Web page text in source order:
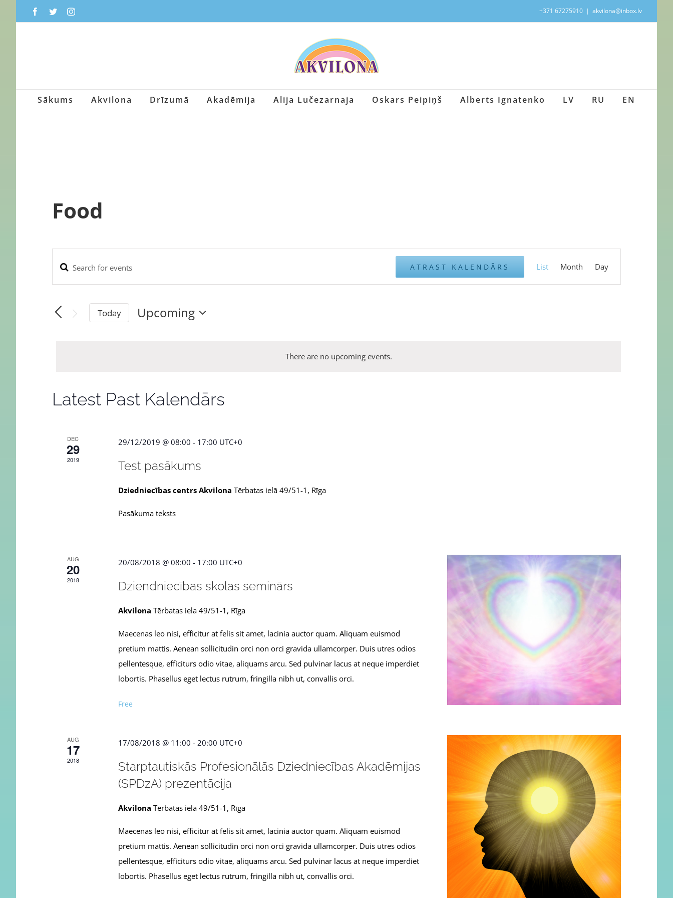
Facebook
TwitterInstagram +371 67275910 | akvilona@inbox.lv
Sākums Akvilona Drīzumā Akadēmija Alija Lučezarnaja Oskars Peipiņš Alberts Ignatenko LV RU EN
Food
There are no upcoming events.
Kalendārs
Search
and
Enter
for
ATRAST KALENDĀRS
Views
List Month Day
Today
Upcoming
Latest Past Kalendārs
DEC
29
2019
29/12/2019 @ 08:00 - 17:00 UTC+0
Test pasākums
Dziedniecības centrs Akvilona Tērbatas ielā 49/51-1, Rīga
Pasākuma teksts
AUG
20
2018
20/08/2018 @ 08:00 - 17:00 UTC+0
Dziendniecības skolas seminārs
Akvilona Tērbatas iela 49/51-1, Rīga
Maecenas leo nisi, efficitur at felis sit amet, lacinia auctor quam. Aliquam euismod
pretium mattis. Aenean sollicitudin orci non orci gravida ullamcorper. Duis utres odios
pellentesque, efficiturs odio vitae, aliquams arcu. Sed pulvinar lacus at neque imperdiet
lobortis. Phasellus eget lectus rutrum, fringilla nibh ut, convallis orci.
Free
AUG
17
2018
17/08/2018 @ 11:00 - 20:00 UTC+0
Starptautiskās Profesionālās Dziedniecības Akadēmijas
(SPDzA) prezentācija
Akvilona Tērbatas iela 49/51-1, Rīga
Maecenas leo nisi, efficitur at felis sit amet, lacinia auctor quam. Aliquam euismod
pretium mattis. Aenean sollicitudin orci non orci gravida ullamcorper. Duis utres odios
pellentesque, efficiturs odio vitae, aliquams arcu. Sed pulvinar lacus at neque imperdiet
lobortis. Phasellus eget lectus rutrum, fringilla nibh ut, convallis orci.